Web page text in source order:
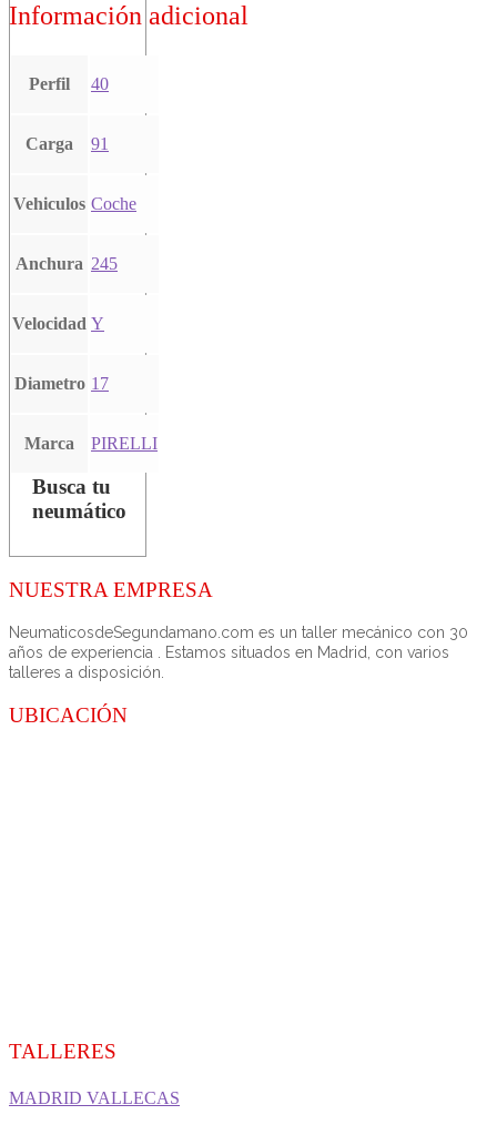
Información adicional
Perfil 40
Carga 91
Vehiculos Coche
Anchura 245
Velocidad Y
Diametro 17
Marca PIRELLI
Busca tu
neumático
NUESTRA EMPRESA
NeumaticosdeSegundamano.com es un taller mecánico con 30
años de experiencia . Estamos situados en Madrid, con varios
talleres a disposición.
UBICACIÓN
TALLERES
MADRID VALLECAS